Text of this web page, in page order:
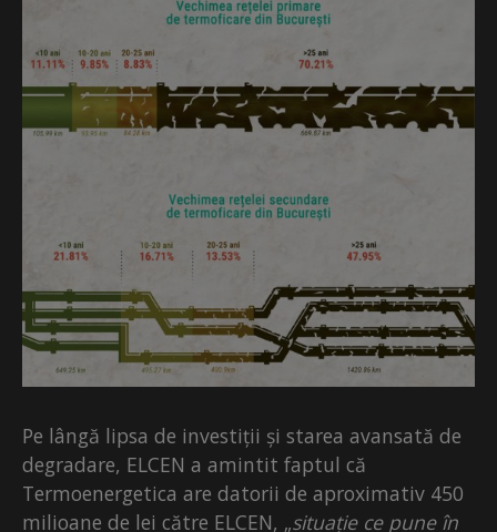
Pe lângă lipsa de investiții și starea avansată de
degradare, ELCEN a amintit faptul că
Termoenergetica are datorii de aproximativ 450
milioane de lei către ELCEN, „situație ce pune în